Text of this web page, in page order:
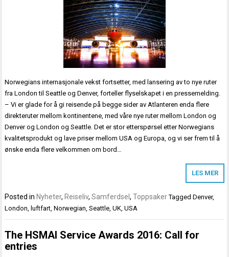
Norwegians internasjonale vekst fortsetter, med lansering av to nye ruter
fra London til Seattle og Denver, forteller flyselskapet i en pressemelding.
– Vi er glade for å gi reisende på begge sider av Atlanteren enda flere
direkteruter mellom kontinentene, med våre nye ruter mellom London og
Denver og London og Seattle. Det er stor etterspørsel etter Norwegians
kvalitetsprodukt og lave priser mellom USA og Europa, og vi ser frem til å
ønske enda flere velkommen om bord…
LES MER
Posted in Nyheter, Reiseliv,Samferdsel,Toppsaker TaggedDenver,
London
luftfart ,Norwegian ,Seattle ,UK ,USA
The HSMAI Service Awards 2016: Call for
entries